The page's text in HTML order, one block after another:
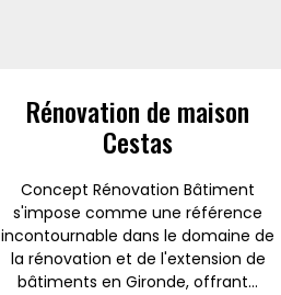
Rénovation de maison
Cestas
Concept Rénovation Bâtiment
s'impose comme une référence
incontournable dans le domaine de
la rénovation et de l'extension de
bâtiments en Gironde, offrant...